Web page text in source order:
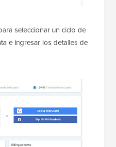
seleccionar un ciclo de
e ingresar los detalles de